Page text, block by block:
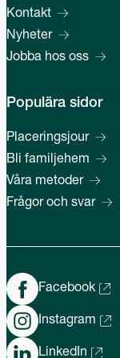
Kontakt
Nyheter
Jobba hos oss
Populära sidor
Placeringsjour
Bli familjehem
Våra metoder
Frågor och svar
Facebook
Instagram
LinkedIn